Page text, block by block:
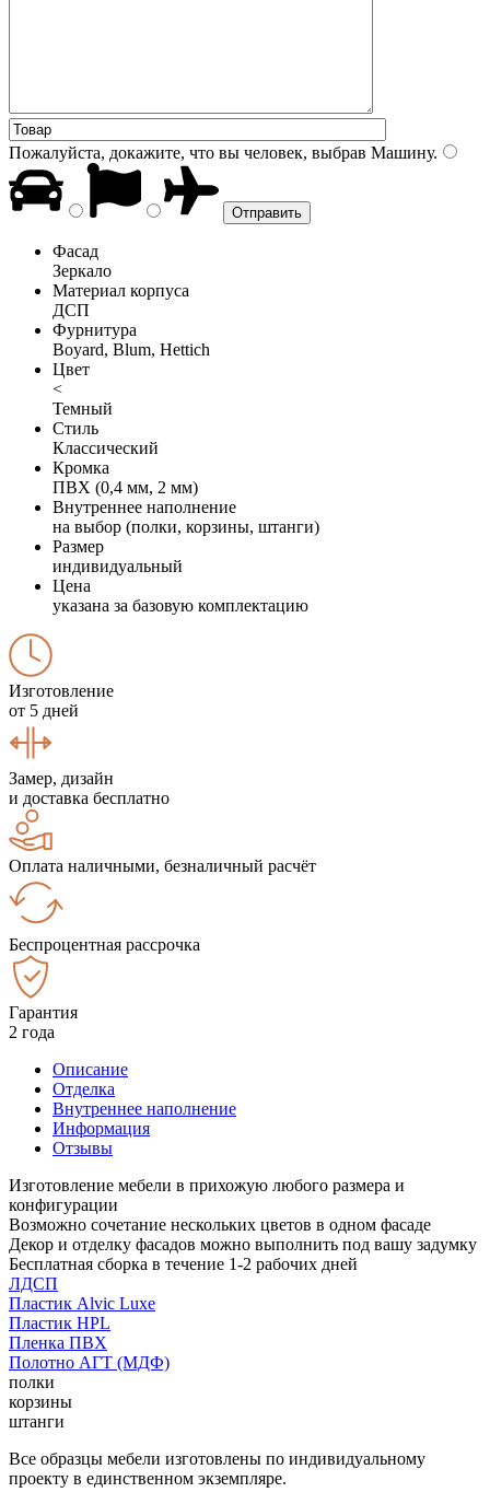
Пожалуйста, докажите, что вы человек, выбрав Машину.
Фасад
Зеркало
Материал корпуса
ДСП
Фурнитура
Boyard, Blum, Hettich
Цвет
<
Темный
Стиль
Классический
Кромка
ПВХ (0,4 мм, 2 мм)
Внутреннее наполнение
на выбор (полки, корзины, штанги)
Размер
индивидуальный
Цена
указана за базовую комплектацию
Изготовление
от 5 дней
Замер, дизайн
и доставка бесплатно
Оплата наличными, безналичный расчёт
Беспроцентная рассрочка
Гарантия
2 года
Описание
Отделка
Внутреннее наполнение
Информация
Отзывы
Изготовление мебели в прихожую любого размера и
конфигурации
Возможно сочетание нескольких цветов в одном фасаде
Декор и отделку фасадов можно выполнить под вашу задумку
Бесплатная сборка в течение 1-2 рабочих дней
ЛДСП
Пластик Alvic Luxe
Пластик HPL
Пленка ПВХ
Полотно АГТ (МДФ)
полки
корзины
штанги
Все образцы мебели изготовлены по индивидуальному
проекту в единственном экземпляре.